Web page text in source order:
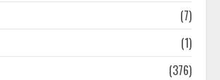
(7)
(1)
(376)